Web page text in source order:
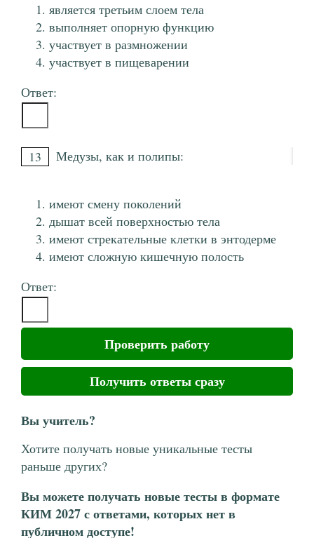
является третьим слоем тела
выполняет опорную функцию
участвует в размножении
участвует в пищеварении
Ответ:
13 Медузы, как и полипы:
имеют смену поколений
дышат всей поверхностью тела
имеют стрекательные клетки в энтодерме
имеют сложную кишечную полость
Ответ:
Проверить работу
Получить ответы сразу
Вы учитель?
Хотите получать новые уникальные тесты
раньше других?
Вы можете получать новые тесты в формате
КИМ 2027 с ответами, которых нет в
публичном доступе!